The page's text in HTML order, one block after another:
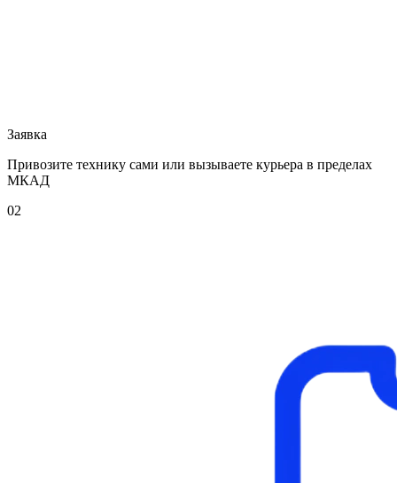
Заявка
Привозите технику сами или вызываете курьера в пределах
МКАД
02